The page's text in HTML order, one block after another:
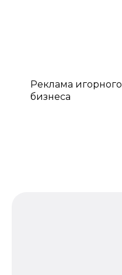
Реклама игорного
бизнеса